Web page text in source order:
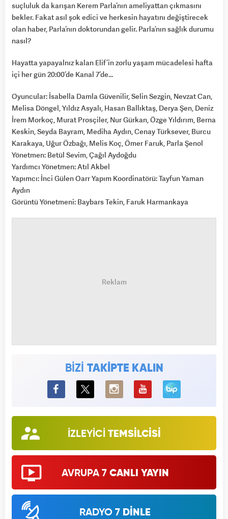
suçluluk da karışan Kerem Parla’nın ameliyattan çıkmasını
bekler. Fakat asıl şok edici ve herkesin hayatını değiştirecek
olan haber, Parla’nın doktorundan gelir. Parla’nın sağlık durumu
nasıl?
Hayatta yapayalnız kalan Elif’in zorlu yaşam mücadelesi hafta
içi her gün 20:00’de Kanal 7’de…
Oyuncular: İsabella Damla Güvenilir, Selin Sezgin, Nevzat Can,
Melisa Döngel, Yıldız Asyalı, Hasan Ballıktaş, Derya Şen, Deniz
İrem Morkoç, Murat Prosçiler, Nur Gürkan, Özge Yıldırım, Berna
Keskin, Seyda Bayram, Mediha Aydın, Cenay Türksever, Burcu
Karakaya, Uğur Özbağı, Melis Koç, Ömer Faruk, Parla Şenol
Yönetmen: Betül Sevim, Çağıl Aydoğdu
Yardımcı Yönetmen: Atıl Akbel
Yapımcı: İnci Gülen Oarr Yapım Koordinatörü: Tayfun Yaman
Aydın
Görüntü Yönetmeni: Baybars Tekin, Faruk Harmankaya
BİZİ TAKİPTE KALIN
BiP
İZLEYİCİ TEMSİLCİSİ
AVRUPA 7 CANLI YAYIN
RADYO 7 DİNLE